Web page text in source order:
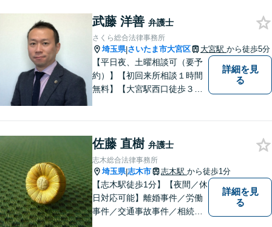
駅5分】【プライバシー配慮】
【平日22時・土日祝20時ま
で】【弁護士歴10年以上】
武藤 洋善 弁護士
さくら総合法律事務所
埼玉県|さいたま市大宮区 大宮駅 から徒歩5分
【平日夜、土曜相談可（要予
約）】【初回来所相談１時間
無料】【大宮駅西口徒歩３分
トーにしています。
詳細を見
る
佐藤 直樹 弁護士
志木総合法律事務所
埼玉県|志木市 志木駅 から徒歩1分
【志木駅徒歩1分】【夜間／休
日対応可能】離婚事件／労働
事件／交通事故事件／相続事
詳細を見
る